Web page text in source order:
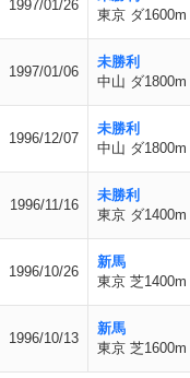
1997/01/26
東京 ダ1600m
1997/01/06
未勝利
中山 ダ1800m
1996/12/07
未勝利
中山 ダ1800m
1996/11/16
未勝利
東京 ダ1400m
1996/10/26
新馬
東京 芝1400m
1996/10/13
新馬
東京 芝1600m